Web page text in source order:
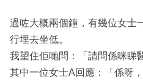
過咗大概兩個鐘，有幾位女士
行埋去坐低。
我望住佢哋問：「請問係咪睇
其中一位女士A回應：「係呀，